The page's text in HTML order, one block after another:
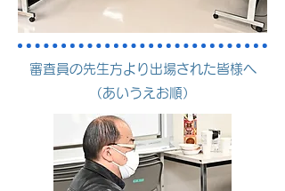
審査員の先生方より出場された皆様へ
（あいうえお順）